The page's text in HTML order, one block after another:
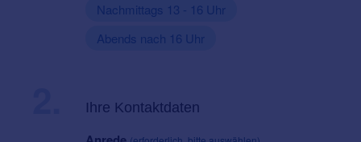
Nachmittags 13 - 16 Uhr
Abends nach 16 Uhr
Ihre Kontaktdaten